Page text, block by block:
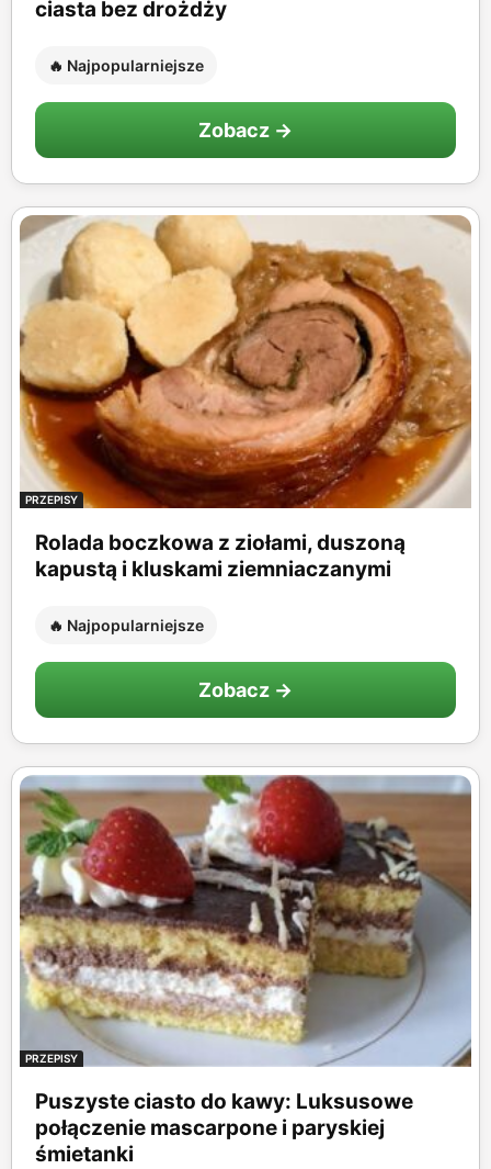
ciasta bez drożdży
🔥 Najpopularniejsze
Zobacz →
PRZEPISY
Rolada boczkowa z ziołami, duszoną
kapustą i kluskami ziemniaczanymi
🔥 Najpopularniejsze
Zobacz →
PRZEPISY
Puszyste ciasto do kawy: Luksusowe
połączenie mascarpone i paryskiej
śmietanki